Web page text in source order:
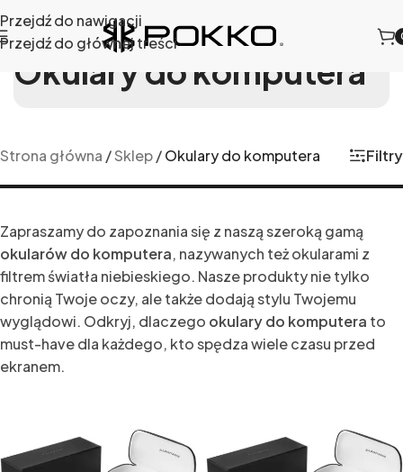
Przejdź do nawigacji
Przejdź do głównej treści
Okulary do komputera
Strona główna /Sklep/Okulary do komputera Filtry
Zapraszamy do zapoznania się z naszą szeroką gamą
okularów do komputera, nazywanych też okularami z
filtrem światła niebieskiego. Nasze produkty nie tylko
chronią Twoje oczy, ale także dodają stylu Twojemu
wyglądowi. Odkryj, dlaczego okulary do komputera to
must-have dla każdego, kto spędza wiele czasu przed
ekranem.